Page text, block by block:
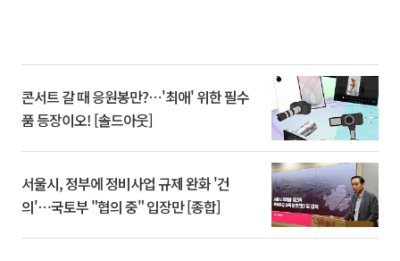
콘서트 갈 때 응원봉만?⋯'최애' 위한 필수
품 등장이오! [솔드아웃]
서울시, 정부에 정비사업 규제 완화 '건
의'⋯국토부 "협의 중" 입장만 [종합]